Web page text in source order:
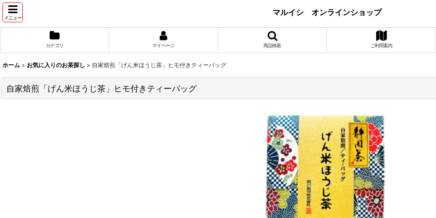
メニュー
マルイシ オンラインショップ
カテゴリ マイページ 商品検索 ご利用案内
ホーム > お気に入りのお茶探し > 自家焙煎「げん米ほうじ茶」ヒモ付きティーバッグ
自家焙煎「げん米ほうじ茶」ヒモ付きティーバッグ